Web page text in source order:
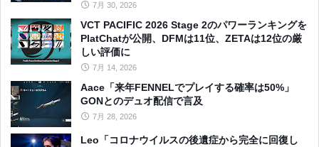
7月 30, 2026
VCT PACIFIC 2026 Stage 2のパワーランキングを
PlatChatが公開、DFMは11位、ZETAは12位の厳
しい評価に
7月 14, 2026
Aace「来年FENNELでプレイする確率は50%」
GONとのデュオ配信で言及
7月 28, 2026
Leo「コロナウイルスの後遺症から完全に回復し